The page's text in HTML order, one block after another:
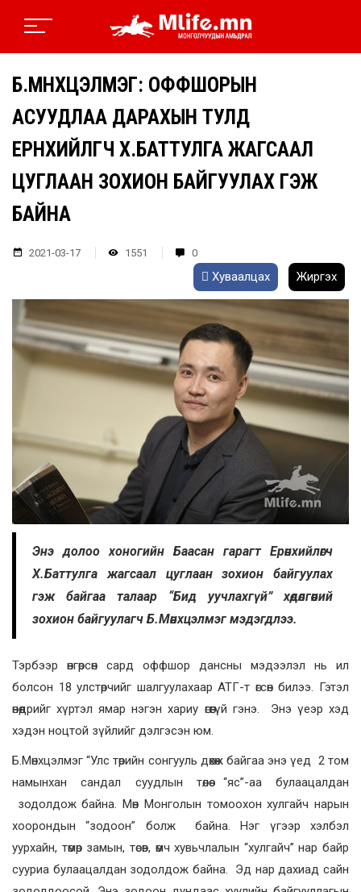
Б.МӨНХЦЭЛМЭГ: ОФФШОРЫН
АСУУДЛАА ДАРАХЫН ТУЛД
ЕРӨНХИЙЛӨГЧ Х.БАТТУЛГА ЖАГСААЛ
ЦУГЛААН ЗОХИОН БАЙГУУЛАХ ГЭЖ
БАЙНА
2021-03-17 1551 0
Хуваалцах Жиргэх
Энэ долоо хоногийн Баасан гарагт Ерөнхийлөгч
Х.Баттулга жагсаал цуглаан зохион байгуулах
гэж байгаа талаар “Бид уучлахгүй” хөдөлгөөний
зохион байгуулагч Б.Мөнхцэлмэг мэдэгдлээ.
Тэрбээр өнгөрсөн сард оффшор дансны мэдээлэл нь ил
болсон 18 улстөрчийг шалгуулахаар АТГ-т өгсөн билээ. Гэтэл
өнөөдрийг хүртэл ямар нэгэн хариу өгөөгүй гэнэ. Энэ үеэр хэд
хэдэн ноцтой зүйлийг дэлгэсэн юм.
Б.Мөнхцэлмэг “Улс төрийн сонгууль дөхөж байгаа энэ үед 2 том
намынхан сандал суудлын төлөө “яс”-аа булаацалдан
зодолдож байна. Мөн Монголын томоохон хулгайч нарын
хоорондын “зодоон” болж байна. Нэг үгээр хэлбэл
уурхайн, төмөр замын, төсөв, өмч хувьчлалын “хулгайч” нар байр
сууриа булаацалдан зодолдож байна. Эд нар дахиад сайн